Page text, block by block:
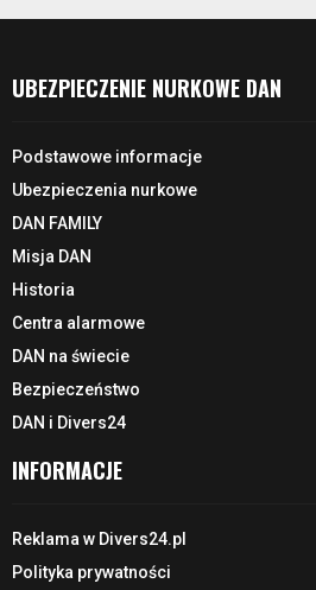
UBEZPIECZENIE NURKOWE DAN
Podstawowe informacje
Ubezpieczenia nurkowe
DAN FAMILY
Misja DAN
Historia
Centra alarmowe
DAN na świecie
Bezpieczeństwo
DAN i Divers24
INFORMACJE
Reklama w Divers24.pl
Polityka prywatności